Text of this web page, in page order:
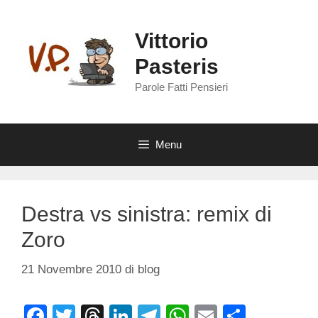
contenuto
Vittorio
Pasteris
Parole Fatti Pensieri
Menu
Destra vs sinistra: remix di
Zoro
21 Novembre 2010 di blog